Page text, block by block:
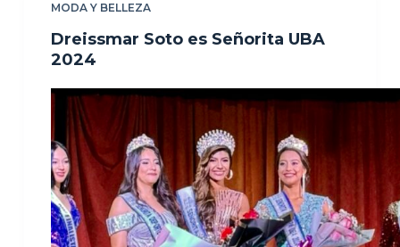
MODA Y BELLEZA
Dreissmar Soto es Señorita UBA
2024